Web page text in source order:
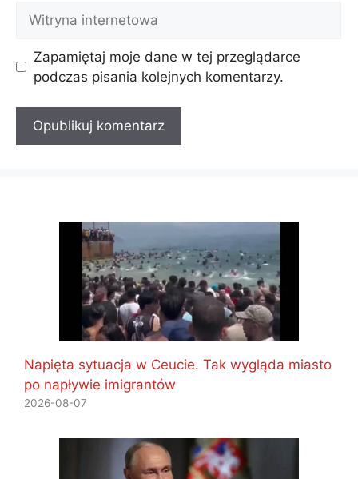
internetowa
Zapamiętaj moje dane w tej przeglądarce
podczas pisania kolejnych komentarzy.
Napięta sytuacja w Ceucie. Tak wygląda miasto
po napływie imigrantów
2026-08-07